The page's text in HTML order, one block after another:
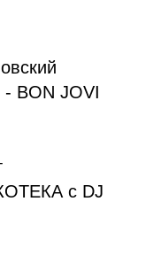
- BON JOVI
с DJ